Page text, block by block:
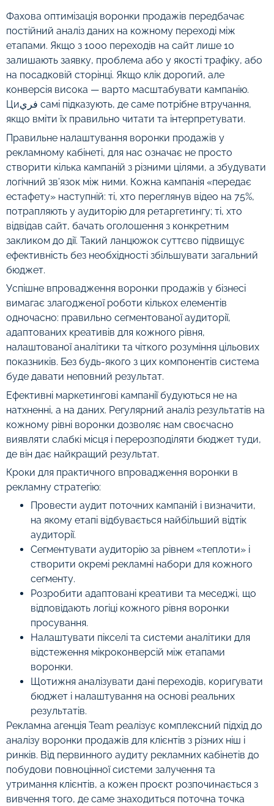
Фахова оптимізація воронки продажів передбачає
постійний аналіз даних на кожному переході між
етапами. Якщо з 1000 переходів на сайт лише 10
залишають заявку, проблема або у якості трафіку, або
на посадковій сторінці. Якщо клік дорогий, але
конверсія висока — варто масштабувати кампанію.
Циفري самі підказують, де саме потрібне втручання,
якщо вміти їх правильно читати та інтерпретувати.
Правильне налаштування воронки продажів у
рекламному кабінеті, для нас означає не просто
створити кілька кампаній з різними цілями, а збудувати
логічний зв’язок між ними. Кожна кампанія «передає
естафету» наступній: ті, хто переглянув відео на 75%,
потрапляють у аудиторію для ретаргетингу; ті, хто
відвідав сайт, бачать оголошення з конкретним
закликом до дії. Такий ланцюжок суттєво підвищує
ефективність без необхідності збільшувати загальний
бюджет.
Успішне впровадження воронки продажів у бізнесі
вимагає злагодженої роботи кількох елементів
одночасно: правильно сегментованої аудиторії,
адаптованих креативів для кожного рівня,
налаштованої аналітики та чіткого розуміння цільових
показників. Без будь-якого з цих компонентів система
буде давати неповний результат.
Ефективні маркетингові кампанії будуються не на
натхненні, а на даних. Регулярний аналіз результатів на
кожному рівні воронки дозволяє нам своєчасно
виявляти слабкі місця і перерозподіляти бюджет туди,
де він дає найкращий результат.
Кроки для практичного впровадження воронки в
рекламну стратегію:
Провести аудит поточних кампаній і визначити,
на якому етапі відбувається найбільший відтік
аудиторії.
Сегментувати аудиторію за рівнем «теплоти» і
створити окремі рекламні набори для кожного
сегменту.
Розробити адаптовані креативи та меседжі, що
відповідають логіці кожного рівня воронки
просування.
Налаштувати пікселі та системи аналітики для
відстеження мікроконверсій між етапами
воронки.
Щотижня аналізувати дані переходів, коригувати
бюджет і налаштування на основі реальних
результатів.
Рекламна агенція Team реалізує комплексний підхід до
аналізу воронки продажів для клієнтів з різних ніш і
ринків. Від первинного аудиту рекламних кабінетів до
побудови повноцінної системи залучення та
утримання клієнтів, а кожен проєкт розпочинається з
вивчення того, де саме знаходиться поточна точка